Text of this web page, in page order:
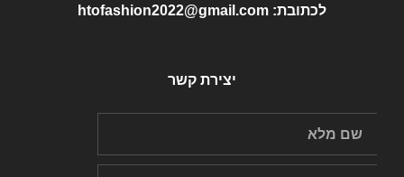
לכתובת: htofashion2022@gmail.com
יצירת קשר